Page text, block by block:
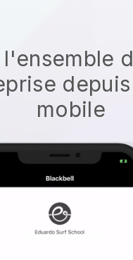
l'ensemble
mobile